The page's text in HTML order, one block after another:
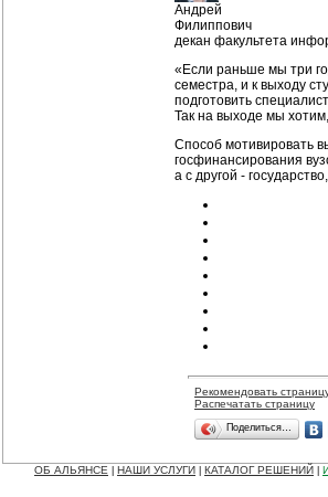
Андрей
Филиппович
декан факультета
«Если раньше мы три
семестра, и к выходу
подготовить
Так на выходе мы
Способ мотивировать
госфинансирования
а с другой -
Рекомендовать
Распечатать страницу
Поделиться…
ОБ АЛЬЯНСЕ НАШИ УСЛУГИ КАТАЛОГ РЕШЕНИЙ